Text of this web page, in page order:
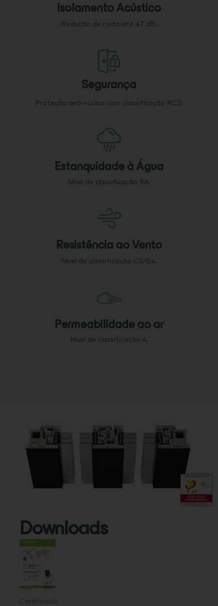
Isolamento Acústico
Redução de ruído até 47 dB.
Segurança
Proteção anti-roubo com classificação RC2.
Estanquidade à Água
Nível de classificação 9A.
Resistência ao Vento
Nível de classificação C3/B4.
Permeabilidade ao ar
Nível de classificação 4.
Downloads
Certificado